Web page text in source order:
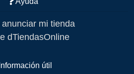
mi tienda
dTiendasOnline
Información útil